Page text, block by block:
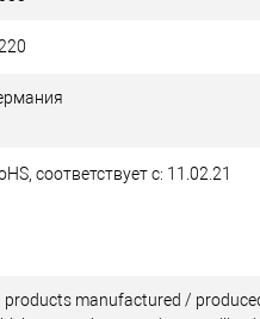
соответствует с: 11.02.21
products manufactured /